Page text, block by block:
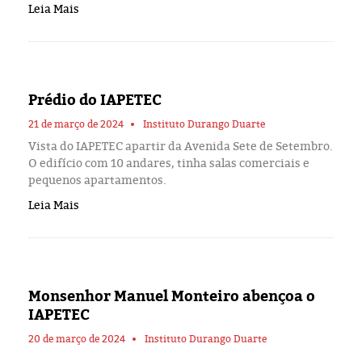
Leia Mais
Prédio do IAPETEC
21 de março de 2024 Instituto Durango Duarte
Vista do IAPETEC apartir da Avenida Sete de Setembro.
O edifício com 10 andares, tinha salas comerciais e
pequenos apartamentos.
Leia Mais
Monsenhor Manuel Monteiro abençoa o
IAPETEC
20 de março de 2024 Instituto Durango Duarte